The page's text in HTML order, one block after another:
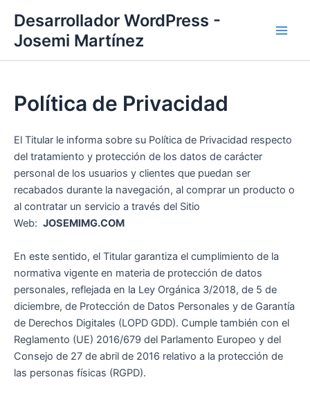
contenido
Desarrollador WordPress -
Josemi Martínez
Política de Privacidad
El Titular le informa sobre su Política de Privacidad respecto
del tratamiento y protección de los datos de carácter
personal de los usuarios y clientes que puedan ser
recabados durante la navegación, al comprar un producto o
al contratar un servicio a través del Sitio
Web: JOSEMIMG.COM
En este sentido, el Titular garantiza el cumplimiento de la
normativa vigente en materia de protección de datos
personales, reflejada en la Ley Orgánica 3/2018, de 5 de
diciembre, de Protección de Datos Personales y de Garantía
de Derechos Digitales (LOPD GDD). Cumple también con el
Reglamento (UE) 2016/679 del Parlamento Europeo y del
Consejo de 27 de abril de 2016 relativo a la protección de
las personas físicas (RGPD).